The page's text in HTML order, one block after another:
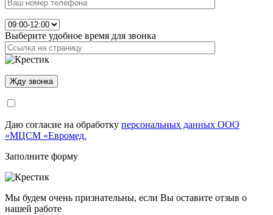
Выберите удобное время для звонка
Даю согласие на обработку персональных данных ООО
«МЦСМ «Евромед.
Заполните форму
Мы будем очень признательны, если Вы оставите отзыв о
нашей работе